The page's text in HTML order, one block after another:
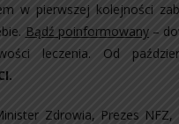
w pierwszej kolejności
Bądź poinformowany–
leczenia. Od
Zdrowia, Prezes NFZ,